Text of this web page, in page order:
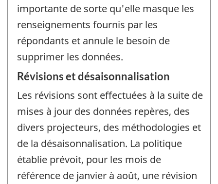
importante de sorte qu'elle masque les
renseignements fournis par les
répondants et annule le besoin de
supprimer les données.
Révisions et désaisonnalisation
Les révisions sont effectuées à la suite de
mises à jour des données repères, des
divers projecteurs, des méthodologies et
de la désaisonnalisation. La politique
établie prévoit, pour les mois de
référence de janvier à août, une révision